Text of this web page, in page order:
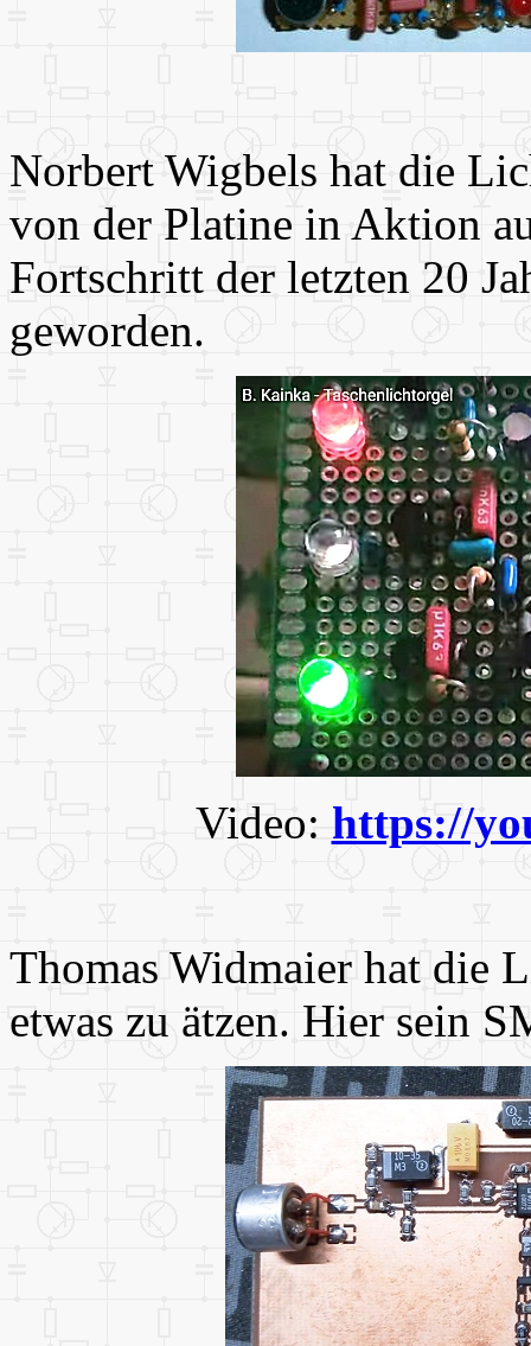
Norbert Wigbels hat die
von der Platine in Aktion
Fortschritt der letzten 20
geworden.
Video: https://
Thomas Widmaier hat die
etwas zu ätzen. Hier sein